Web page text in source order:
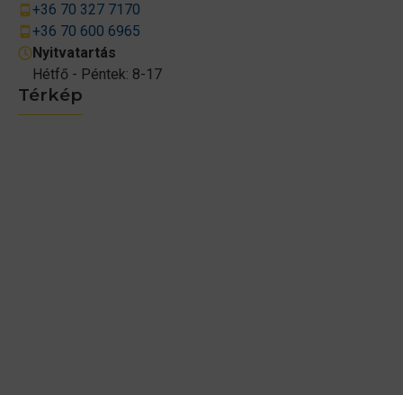
Térkép
+36 70 327 7170
+36 70 600 6965
Nyitvatartás
Hétfő - Péntek: 8-17